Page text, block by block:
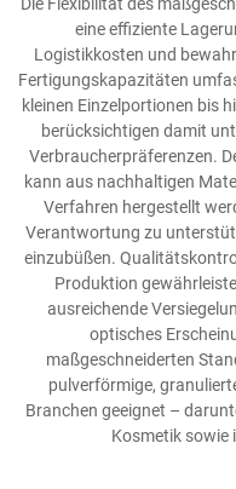
eine effiziente
Logistikkosten und
Fertigungskapazitäten
kleinen Einzelportionen bis
berücksichtigen damit
Verbraucherpräferenzen.
kann aus nachhaltigen
Verfahren hergestellt
Verantwortung zu
einzubüßen.
Produktion
ausreichende
optisches
maßgeschneiderten
pulverförmige,
Branchen geeignet –
Kosmetik sowie